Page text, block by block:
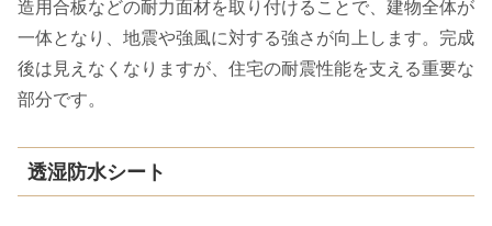
造用合板などの耐力面材を取り付けることで、建物全体が
一体となり、地震や強風に対する強さが向上します。完成
後は見えなくなりますが、住宅の耐震性能を支える重要な
部分です。
透湿防水シート